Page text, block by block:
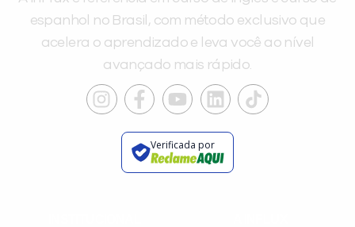
espanhol no Brasil, com método exclusivo que
acelera o aprendizado e leva você ao nível
avançado mais rápido.
Verificada por